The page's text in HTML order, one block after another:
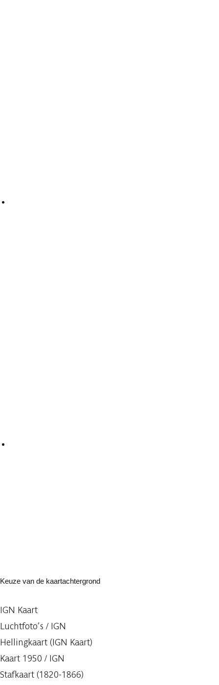
Keuze van de kaartachtergrond
IGN Kaart
Luchtfoto’s / IGN
Hellingkaart (IGN Kaart)
Kaart 1950 / IGN
Stafkaart (1820-1866)